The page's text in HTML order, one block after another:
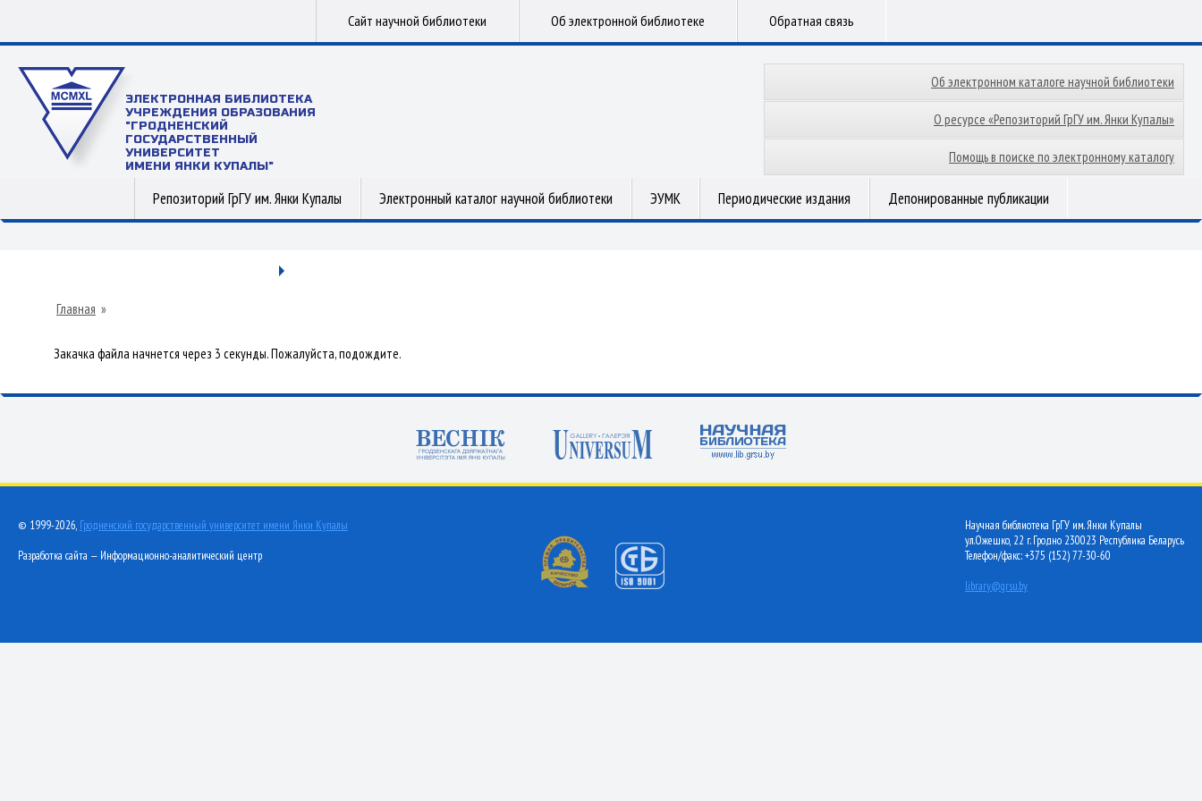
Сайт научной библиотеки Об электронной библиотеке Обратная связь
ЭЛЕКТРОННАЯ БИБЛИОТЕКА
УЧРЕЖДЕНИЯ ОБРАЗОВАНИЯ
"ГРОДНЕНСКИЙ
ГОСУДАРСТВЕННЫЙ
УНИВЕРСИТЕТ
ИМЕНИ ЯНКИ КУПАЛЫ"
Об электронном каталоге научной библиотеки
О ресурсе «Репозиторий ГрГУ им. Янки Купалы»
Помощь в поиске по электронному каталогу
Репозиторий ГрГУ им. Янки Купалы Электронный каталог научной библиотеки ЭУМК Периодические издания Депонированные публикации
Главная »
Закачка файла начнется через 3 секунды. Пожалуйста, подождите.
© 1999-2026, Гродненский государственный университет имени Янки Купалы
Разработка сайта — Информационно-аналитический центр
Научная библиотека ГрГУ им. Янки Купалы
ул.Ожешко, 22 г. Гродно 230023 Республика Беларусь
Телефон/факс: +375 (152) 77-30-60
library@grsu.by